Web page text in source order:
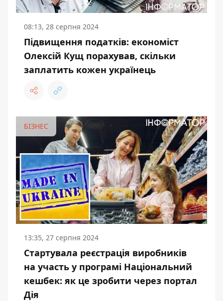
08:13, 28 серпня 2024
Підвищення податків: економіст
Олексій Кущ порахував, скільки
заплатить кожен українець
БІЗНЕС
13:35, 27 серпня 2024
Стартувала реєстрація виробників
на участь у програмі Національний
кешбек: як це зробити через портал
Дія